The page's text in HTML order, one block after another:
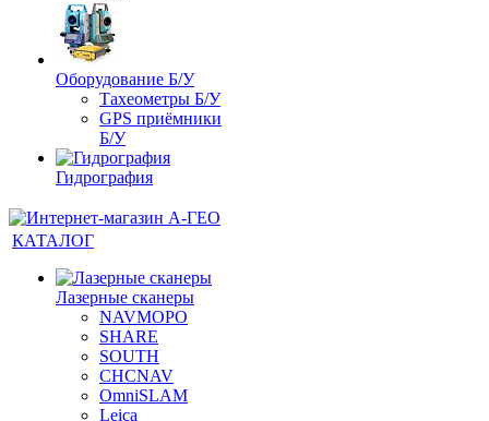
Оборудование Б/У
Тахеометры Б/У
GPS приёмники
Б/У
Гидрография
КАТАЛОГ
Лазерные сканеры
NAVMOPO
SHARE
SOUTH
CHCNAV
OmniSLAM
Leica